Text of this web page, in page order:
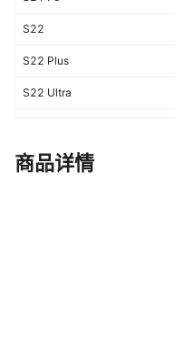
S22
S22 Plus
S22 Ultra
S23 Fe
商品详情